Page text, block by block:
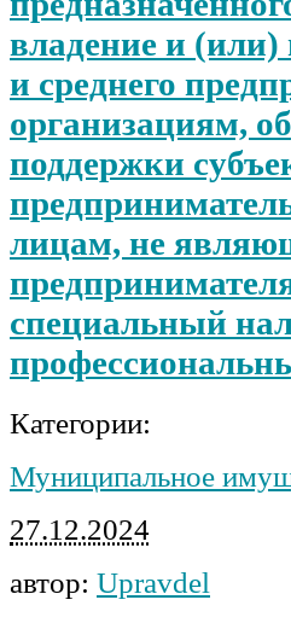
владение и (или)
и среднего
организациям,
поддержки
лицам, не
специальный
Категории:
Муниципальное
27.12.2024
автор: Upravdel